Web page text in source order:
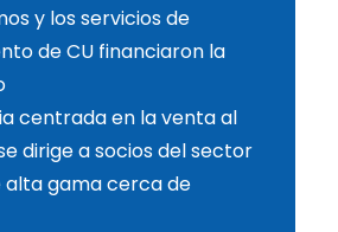
y los servicios de
de CU financiaron la
centrada en la venta al
dirige a socios del sector
alta gama cerca de